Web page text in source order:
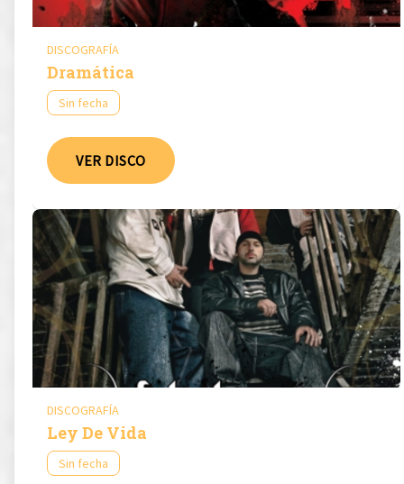
DISCOGRAFÍA
Dramática
Sin fecha
VER DISCO
DISCOGRAFÍA
Ley De Vida
Sin fecha